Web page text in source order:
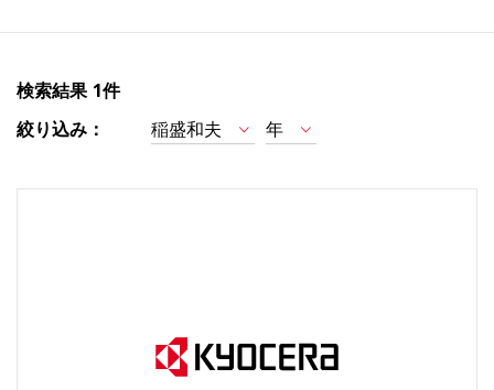
検索結果 1件
絞り込み：
稲盛和夫 年